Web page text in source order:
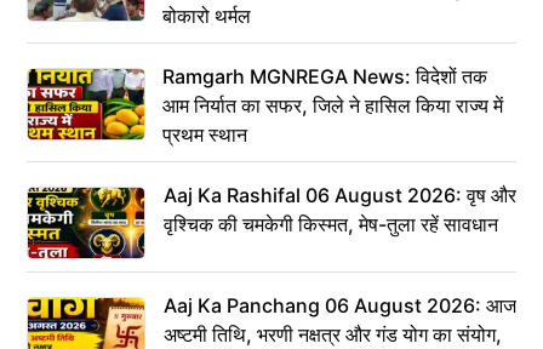
बोकारो थर्मल
Ramgarh MGNREGA News: विदेशों तक
आम निर्यात का सफर, जिले ने हासिल किया राज्य में
प्रथम स्थान
Aaj Ka Rashifal 06 August 2026: वृष और
वृश्चिक की चमकेगी किस्मत, मेष-तुला रहें सावधान
Aaj Ka Panchang 06 August 2026: आज
अष्टमी तिथि, भरणी नक्षत्र और गंड योग का संयोग,